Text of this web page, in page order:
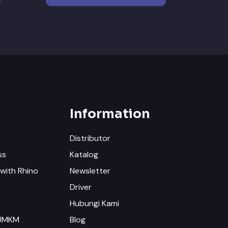
Rhino
Information
Distributor
Katalog
Newsletter
Driver
Hubungi Kami
Blog